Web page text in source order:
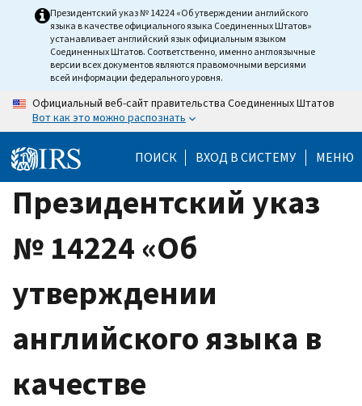
Президентский указ № 14224 «Об утверждении английского
языка в качестве официального языка Соединенных Штатов»
устанавливает английский язык официальным языком
Соединенных Штатов. Соответственно, именно англоязычные
версии всех документов являются правомочными версиями
всей информации федерального уровня.
Официальный веб-сайт правительства Соединенных Штатов
Вот как это можно распознать
ПОИСК ВХОД В СИСТЕМУ МЕНЮ
Президентский указ
№ 14224 «Об
утверждении
английского языка в
качестве